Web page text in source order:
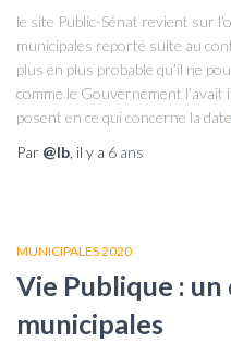
le site Public-Sénat revient sur
municipales reporté suite au
plus en plus probable qu’il ne
comme le Gouvernement
posent en ce qui concerne la date.
Par @lb , il y a 6 ans
MUNICIPALES 2020
Vie Publique :
municipales